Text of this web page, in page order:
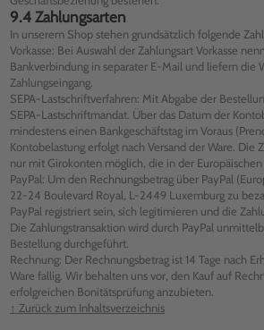
9.4 Zahlungsarten
In unserem Shop stehen grundsätzlich folgende
Vorkasse: Bei Auswahl der Zahlungsart Vorkasse
Bankverbindung in separater E-Mail und liefern die
Zahlungseingang.
SEPA-Lastschriftverfahren: Mit Abgabe der
SEPA-Lastschriftmandat. Über das Datum der
mindestens einen Bankgeschäftstag im Voraus
Kontobelastung erfolgt nach Versand der Ware. Die
nur mit Girokonten möglich, die in der
PayPal: Um den Rechnungsbetrag über PayPal
22-24 Boulevard Royal, L-2449 Luxemburg zu
PayPal registriert sein, sich legitimieren und die
Die Zahlungstransaktion wird durch PayPal
Bestellung durchgeführt.
Rechnung: Der Rechnungsbetrag ist 14 Tage nach
Ware fallig. Wir behalten uns vor, den Kauf auf
erfolgreichen Bonitätsprüfung anzubieten.
↑ Zurück zum Inhaltsverzeichnis